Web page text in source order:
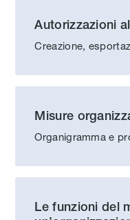
Autorizzazioni
Creazione,
Misure
Organigramma e
Le funzioni del